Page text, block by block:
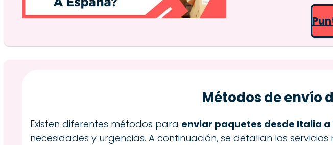
Métodos de envío
Existen diferentes métodos para enviar paquetes desde Italia a
necesidades y urgencias. A continuación, se detallan los